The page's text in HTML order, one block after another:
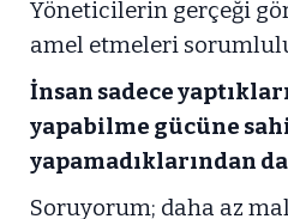
Yöneticilerin gerçeği
amel etmeleri
İnsan sadece
yapabilme gücüne
yapamadıklarından
Soruyorum; daha az